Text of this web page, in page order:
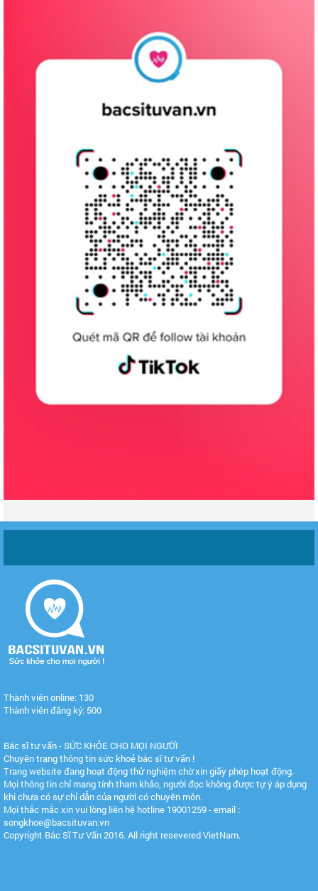
Thành viên online: 130
Thành viên đăng ký: 500
Bác sĩ tư vấn - SỨC KHỎE CHO MỌI NGƯỜI
Chuyên trang thông tin sức khoẻ bác sĩ tư vấn !
Trang website đang hoạt động thử nghiệm chờ xin giấy phép hoạt động.
Mọi thông tin chỉ mang tính tham khảo, người đọc không được tự ý áp dụng
khi chưa có sự chỉ dẫn của người có chuyên môn.
Mọi thắc mắc xin vui lòng liên hệ hotline 19001259 - email :
songkhoe@bacsituvan.vn
Copyright Bác Sĩ Tư Vấn 2016. All right resevered VietNam.